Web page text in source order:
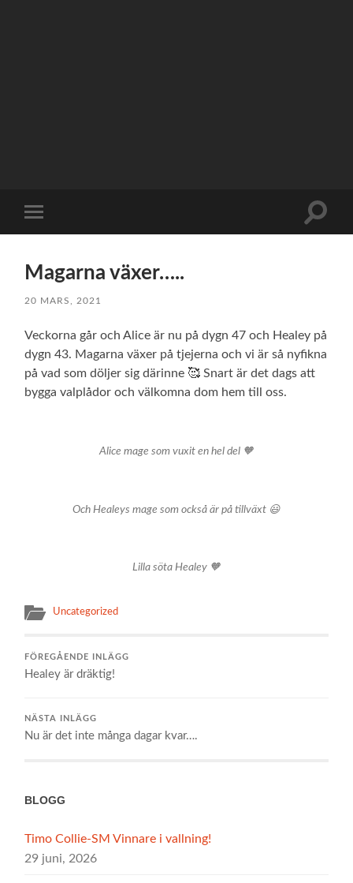
på/av
Slå
Magarna växer…..
20 MARS, 2021
Veckorna går och Alice är nu på dygn 47 och Healey på
dygn 43. Magarna växer på tjejerna och vi är så nyfikna
på vad som döljer sig därinne 🥰 Snart är det dags att
bygga valplådor och välkomna dom hem till oss.
Alice mage som vuxit en hel del 🧡
Och Healeys mage som också är på tillväxt 😃
Lilla söta Healey 🧡
Uncategorized
FÖREGÅENDE INLÄGG
Healey är dräktig!
NÄSTA INLÄGG
Nu är det inte många dagar kvar….
BLOGG
Timo Collie-SM Vinnare i vallning!
29 juni, 2026